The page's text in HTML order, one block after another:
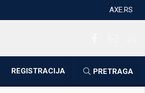
AXE.RS
REGISTRACIJA PRETRAGA